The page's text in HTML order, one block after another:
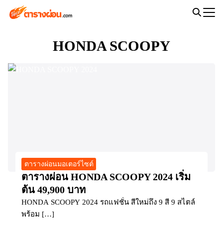
HONDA SCOOPY
ตารางผ่อนมอเตอร์ไซต์
ตารางผ่อน HONDA SCOOPY 2024 เริ่ม
ต้น 49,900 บาท
HONDA SCOOPY 2024 รถแฟชั่น สีใหม่ถึง 9 สี 9 สไตล์
พร้อม […]